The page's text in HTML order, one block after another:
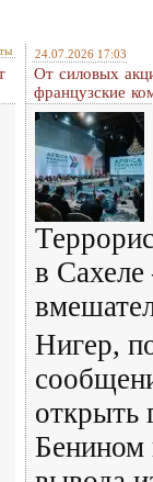
24.07.2026 17:03
От силовых
французские
в Сахеле
Нигер,
открыть
Бенином